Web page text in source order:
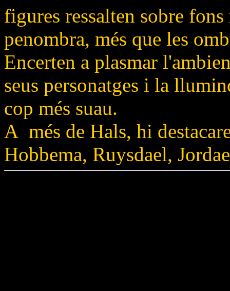
figures ressalten sobre
penombra, més que les
Encerten a plasmar
seus personatges i la
cop més suau.
A més de Hals, hi
Hobbema, Ruysdael,